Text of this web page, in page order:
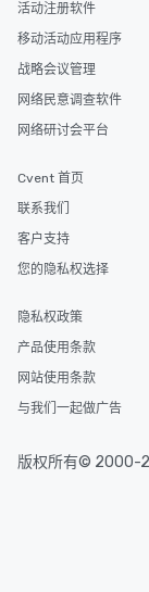
活动注册软件
移动活动应用程序
战略会议管理
网络民意调查软件
网络研讨会平台
Cvent 首页
联系我们
客户支持
您的隐私权选择
隐私权政策
产品使用条款
网站使用条款
与我们一起做广告
版权所有© 2000-